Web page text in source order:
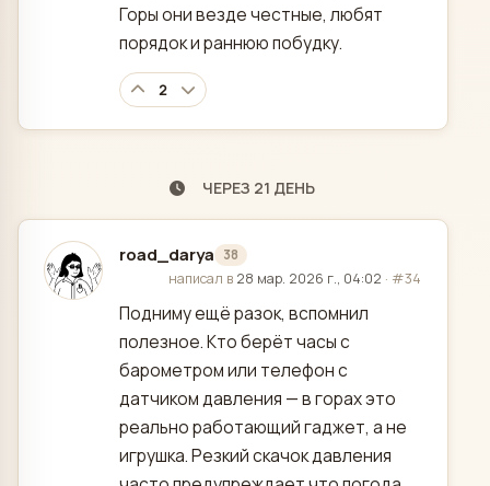
Горы они везде честные, любят
порядок и раннюю побудку.
2
ЧЕРЕЗ 21 ДЕНЬ
road_darya 38
отредактировано
написал в 28 мар. 2026 г., 04:02 · #34
Подниму ещё разок, вспомнил
полезное. Кто берёт часы с
барометром или телефон с
датчиком давления — в горах это
реально работающий гаджет, а не
игрушка. Резкий скачок давления